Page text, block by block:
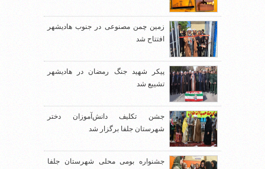
زمین چمن مصنوعی در جنوب هادیشهر
افتتاح شد
پیکر شهید جنگ رمضان در هادیشهر
تشییع شد
جشن تکلیف دانش‌آموزان دختر
شهرستان جلفا برگزار شد
جشنواره بومی محلی شهرستان جلفا